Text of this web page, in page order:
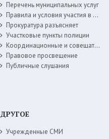
Перечень муниципальных услуг
Правила и условия участия в жилищных программах
Прокуратура разъясняет
Участковые пункты полиции
Координационные и совещательные органы
Правовое просвещение
Публичные слушания
ДРУГОЕ
Учрежденные СМИ